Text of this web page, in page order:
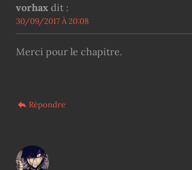
vorhax dit :
30/09/2017 À 20:08
Merci pour le chapitre.
Répondre